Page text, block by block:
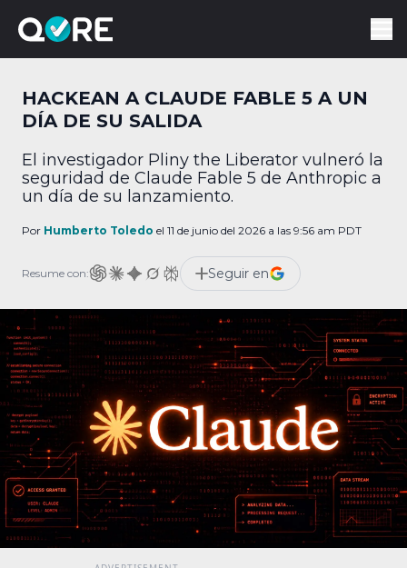
HACKEAN A CLAUDE FABLE 5 A UN
DÍA DE SU SALIDA
El investigador Pliny the Liberator vulneró la
seguridad de Claude Fable 5 de Anthropic a
un día de su lanzamiento.
Por Humberto Toledo el 11 de junio del 2026 a las 9:56 am PDT
Resume con: Seguir en